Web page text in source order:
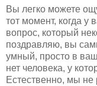
Вы легко можете
тот момент, когда у
вопрос, который
поздравляю, вы
умный, просто в
нет человека, у
Естественно, мы не